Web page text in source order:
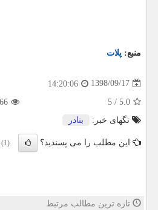
منبع: پلات
1398/09/17
14:20:06
5.0
/
5
تگهای خبر:
بنادر
این مطلب را می پسندید؟ (1)
تازه ترین مطالب مرتبط